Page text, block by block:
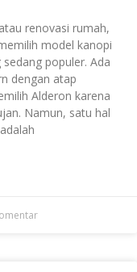
renovasi rumah,
model kanopi
populer. Ada
dengan atap
Alderon karena
Namun, satu hal